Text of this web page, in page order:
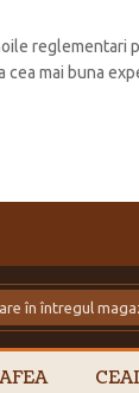
reglementari
mai buna
CEAI